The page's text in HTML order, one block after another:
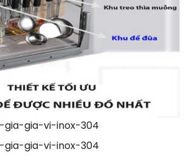
gia-vi-inox-304
gia-vi-inox-304